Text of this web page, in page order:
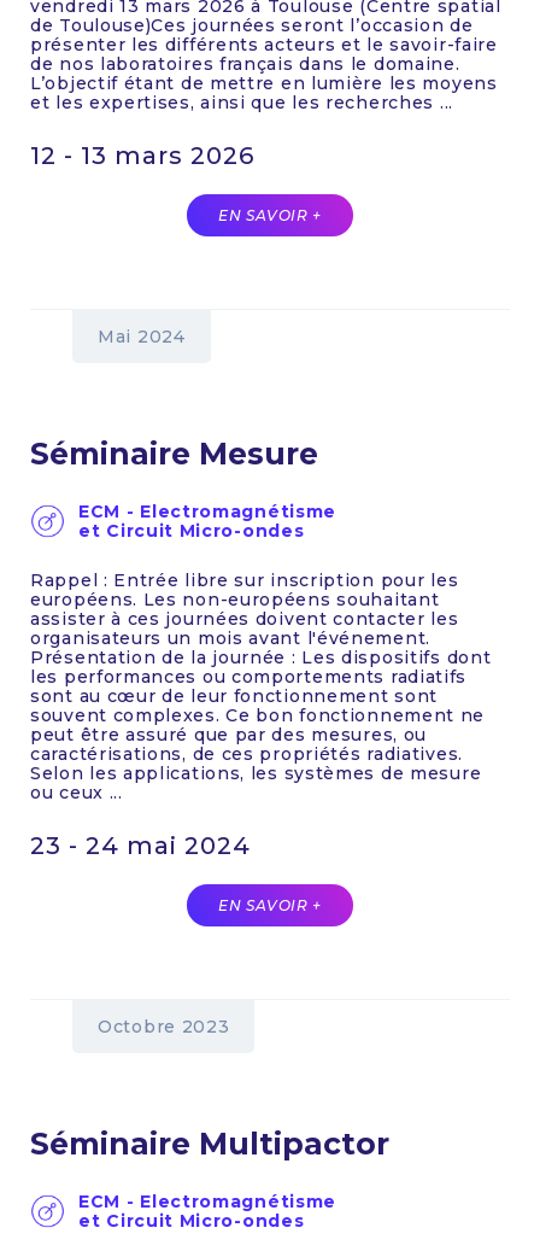
12 - 13 mars 2026
vendredi 13 mars 2026 à Toulouse (Centre spatial
de Toulouse)Ces journées seront l’occasion de
présenter les différents acteurs et le savoir-faire
de nos laboratoires français dans le domaine.
L’objectif étant de mettre en lumière les moyens
et les expertises, ainsi que les recherches ...
EN SAVOIR +
Mai 2024
23 - 24 mai 2024
Séminaire Mesure
ECM - Electromagnétisme
et Circuit Micro-ondes
Rappel : Entrée libre sur inscription pour les
européens. Les non-européens souhaitant
assister à ces journées doivent contacter les
organisateurs un mois avant l'événement.
Présentation de la journée : Les dispositifs dont
les performances ou comportements radiatifs
sont au cœur de leur fonctionnement sont
souvent complexes. Ce bon fonctionnement ne
peut être assuré que par des mesures, ou
caractérisations, de ces propriétés radiatives.
Selon les applications, les systèmes de mesure
ou ceux ...
EN SAVOIR +
Octobre 2023
Séminaire Multipactor
ECM - Electromagnétisme
et Circuit Micro-ondes